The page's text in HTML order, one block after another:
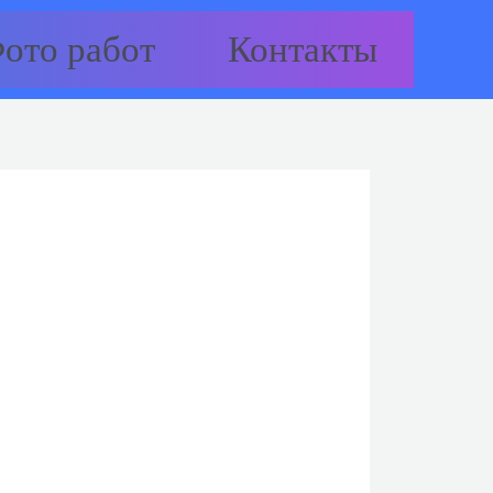
работ Контакты